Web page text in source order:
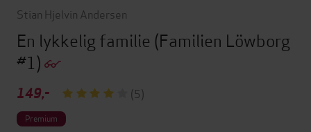
Stian Hjelvin Andersen
En lykkelig familie (Familien Löwborg
#1)
149,- (5)
Premium